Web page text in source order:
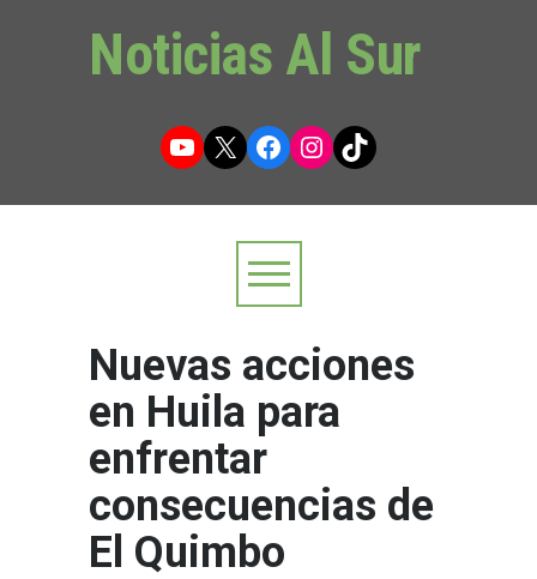
Noticias Al Sur
YouTube
X Facebook
Instagram
TikTok
Nuevas acciones
en Huila para
enfrentar
consecuencias de
El Quimbo